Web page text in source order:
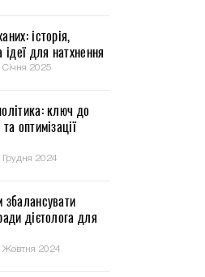
історія,
ідеї для натхнення
2025
ключ до
оптимізації
2024
збалансувати
дієтолога для
Жовтня 2024